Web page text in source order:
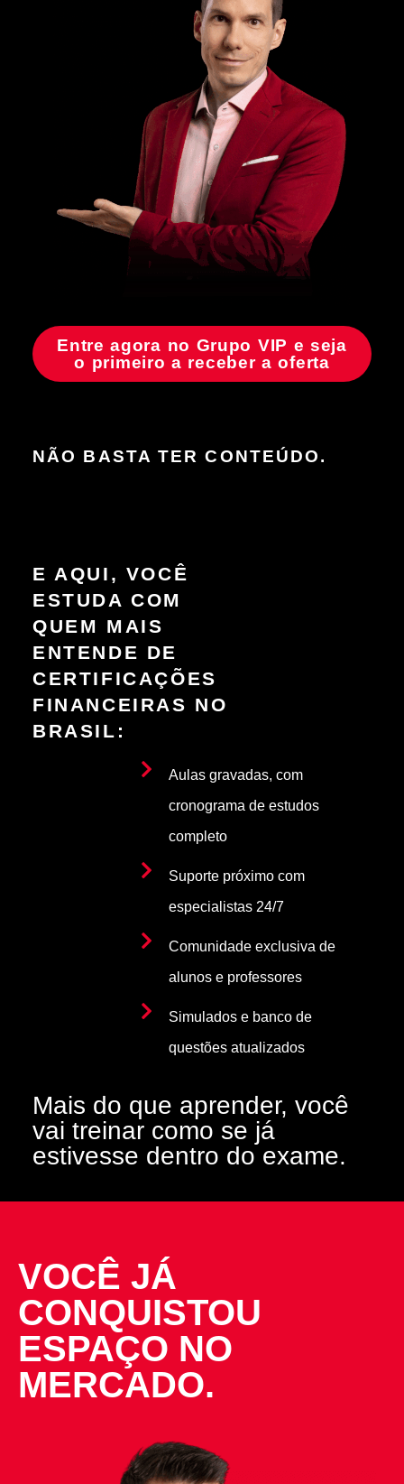
Entre agora no Grupo VIP e seja
o primeiro a receber a oferta
NÃO BASTA TER CONTEÚDO.
E AQUI, VOCÊ
ESTUDA COM
QUEM MAIS
ENTENDE DE
CERTIFICAÇÕES
FINANCEIRAS NO
BRASIL:
Aulas gravadas, com
cronograma de estudos
completo
Suporte próximo com
especialistas 24/7
Comunidade exclusiva de
alunos e professores
Simulados e banco de
questões atualizados
Mais do que aprender, você
vai treinar como se já
estivesse dentro do exame.
VOCÊ JÁ
CONQUISTOU
ESPAÇO NO
MERCADO.